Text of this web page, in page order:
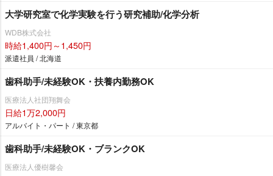
大学研究室で化学実験を行う研究補助/化学分析
WDB株式会社
時給1,400円～1,450円
派遣社員 / 北海道
歯科助手/未経験OK・扶養内勤務OK
医療法人社団翔舞会
日給1万2,000円
アルバイト・パート / 東京都
歯科助手/未経験OK・ブランクOK
医療法人優樹馨会